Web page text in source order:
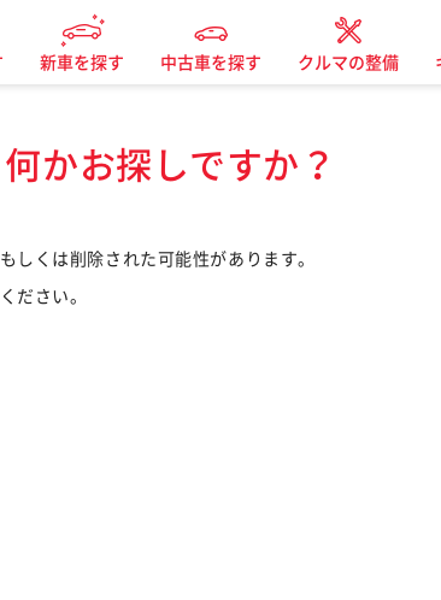
新車を探す 中古車を探す クルマの整備
何かお探しですか？
しくは削除された可能性があります。
ださい。